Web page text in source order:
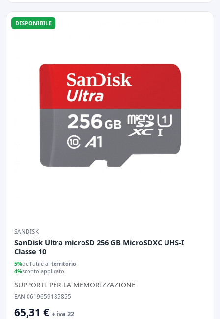
DISPONIBILE
SANDISK
SanDisk Ultra microSD 256 GB MicroSDXC UHS-I
Classe 10
5%dell'utile al territorio
4%sconto applicato
SUPPORTI PER LA MEMORIZZAZIONE
EAN 0619659185855
65,31 € + iva 22